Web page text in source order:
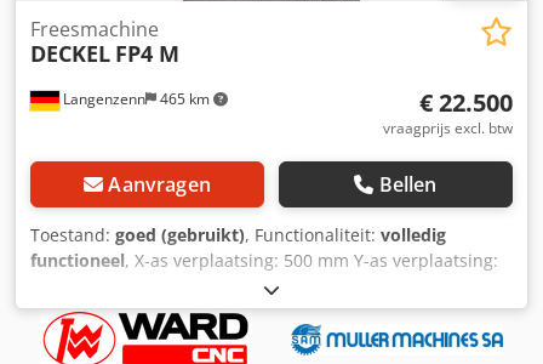
Langenzenn 465 km
Freesmachine
DECKEL FP4 M
€ 22.500
vraagprijs excl. btw
Aanvragen Bellen
Toestand: goed (gebruikt), Functionaliteit: volledig
functioneel, X-as verplaatsing: 500 mm Y-as verplaatsing:
400 mm Z-as verplaatsing: 400 mm Toerental: 50 – 2500
tpm Aandrijfvermogen: 2,7 / 4,4 kW Gereedschaphouder:
SK 40 met hydraulische spanner volgens DIN 2080